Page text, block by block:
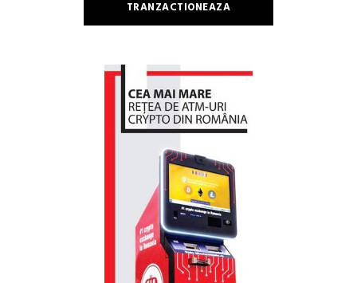
TRANZACTIONEAZA